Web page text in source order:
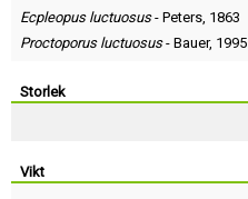
Ecpleopus luctuosus- Peters, 1863
Proctoporus luctuosus- Bauer, 1995
Storlek
Vikt